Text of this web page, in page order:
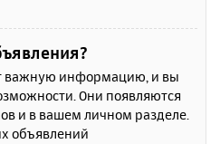
важную информацию, и вы
Они появляются
и в вашем личном разделе.
объявлений